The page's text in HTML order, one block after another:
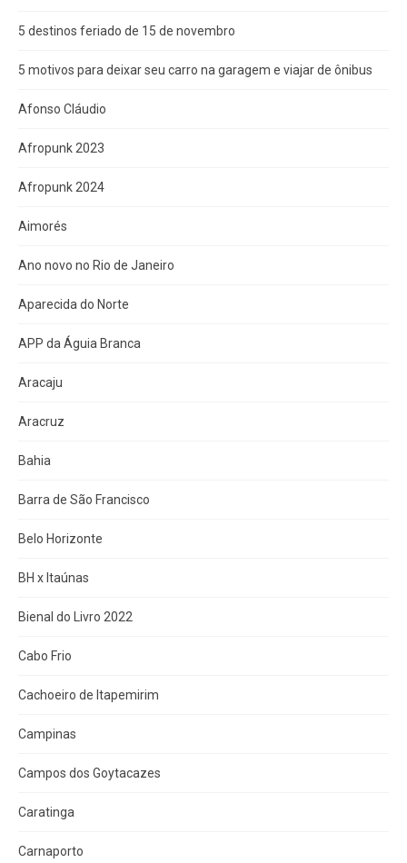
5 destinos feriado de 15 de novembro
5 motivos para deixar seu carro na garagem e viajar de ônibus
Afonso Cláudio
Afropunk 2023
Afropunk 2024
Aimorés
Ano novo no Rio de Janeiro
Aparecida do Norte
APP da Águia Branca
Aracaju
Aracruz
Bahia
Barra de São Francisco
Belo Horizonte
BH x Itaúnas
Bienal do Livro 2022
Cabo Frio
Cachoeiro de Itapemirim
Campinas
Campos dos Goytacazes
Caratinga
Carnaporto